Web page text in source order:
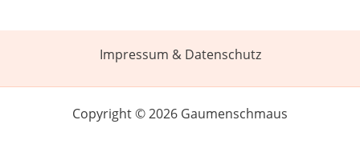
Impressum & Datenschutz
Copyright © 2026 Gaumenschmaus